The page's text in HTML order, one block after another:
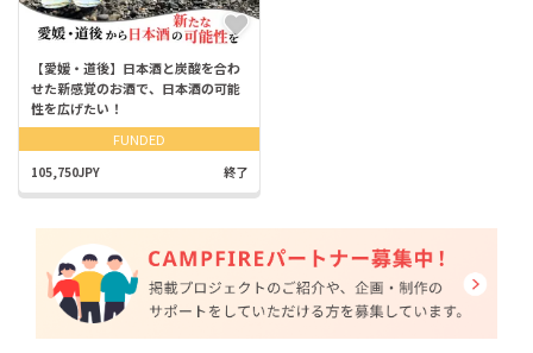
【愛媛・道後】日本酒と炭酸を合わ
せた新感覚のお酒で、日本酒の可能
性を広げたい！
FUNDED
105,750JPY 終了